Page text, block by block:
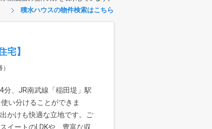
積水ハウスの物件検索はこちら
宅】
分、JR南武線「稲田堤」駅
い分けることができま
かけも快適な立地です。ご
イートのLDKや、豊富な収